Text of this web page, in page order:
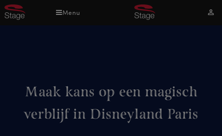
Overslaan
en
Menu
Mijn
Maak kans op een magisch
verblijf in Disneyland Paris